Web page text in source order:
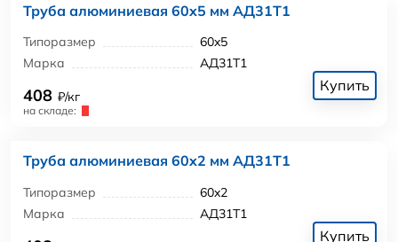
Труба алюминиевая 60x5 мм АД31Т1
Типоразмер
60x5
Марка
АД31Т1
408 ₽/кг
на складе:
Купить
Труба алюминиевая 60x2 мм АД31Т1
Типоразмер
60x2
Марка
АД31Т1
Купить